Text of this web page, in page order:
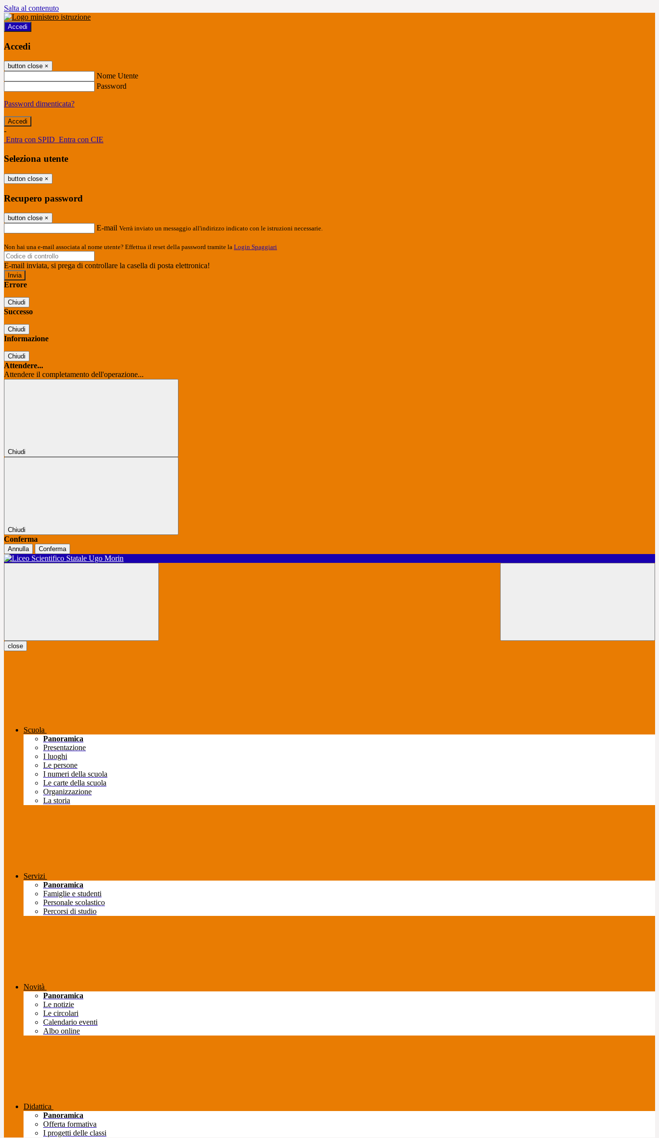
Salta al contenuto
Accedi
Accedi
button close ×
Nome Utente
Password
Password dimenticata?
-
Entra con SPID Entra con CIE
Seleziona utente
button close ×
Recupero password
button close ×
E-mail Verrà inviato un messaggio all'indirizzo indicato con le istruzioni necessarie.
Non hai una e-mail associata al nome utente? Effettua il reset della password tramite la Login Spaggiari
E-mail inviata, si prega di controllare la casella di posta elettronica!
Errore
Chiudi
Successo
Chiudi
Informazione
Chiudi
Attendere...
Attendere il completamento dell'operazione...
Chiudi
Chiudi
Conferma
Annulla Conferma
close
Scuola
Panoramica
Presentazione
I luoghi
Le persone
I numeri della scuola
Le carte della scuola
Organizzazione
La storia
Servizi
Panoramica
Famiglie e studenti
Personale scolastico
Percorsi di studio
Novità
Panoramica
Le notizie
Le circolari
Calendario eventi
Albo online
Didattica
Panoramica
Offerta formativa
I progetti delle classi